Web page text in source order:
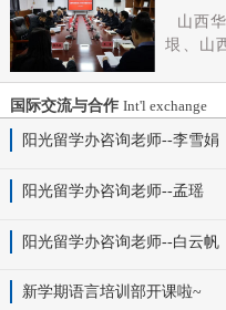
领导班
会议。
神抖擞
旗帜在
学子赤
紧随其
进，彩
景。全
冉冉升
时代华章。 学院院长白峰
动会是
建和思
山西
垠、山
院长白
热烈。 山西省财政税务专科学校党委副
本情况
工作向
议：一
组织生
国际交流与合作 Int'l exchange
阳光留学办咨询老师--李雪娟
阳光留学办咨询老师--孟瑶
阳光留学办咨询老师--白云帆
新学期语言培训部开课啦~